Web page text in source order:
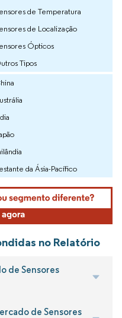
de Temperatura
de Localização
Ópticos
Tipos
da Ásia-Pacífico
no Relatório
de Sensores
de Sensores